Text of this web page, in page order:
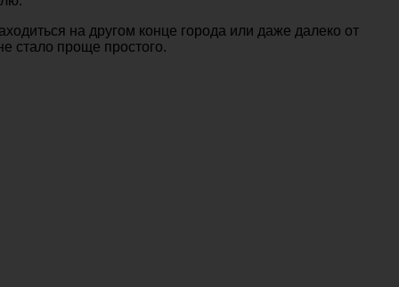
на другом конце города или даже далеко от
стало проще простого.